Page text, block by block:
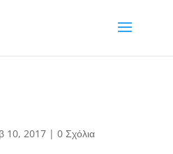
10, 2017| 0 Σχόλια